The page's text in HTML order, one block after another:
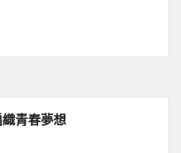
青春夢想